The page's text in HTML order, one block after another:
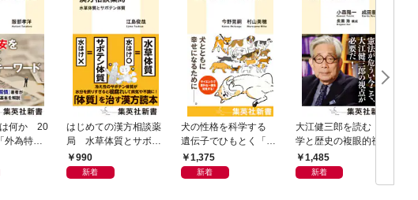
は何か 20
外為特
た謎
はじめての漢方相談薬
局 水草体質とサボテ
ン体質
990
新着
犬の性格を科学する
遺伝子でひもとく「最
良の友」の進化
1,375
新着
大江健三郎を読む 文
学と歴史の複眼的視点
から1,485
新着